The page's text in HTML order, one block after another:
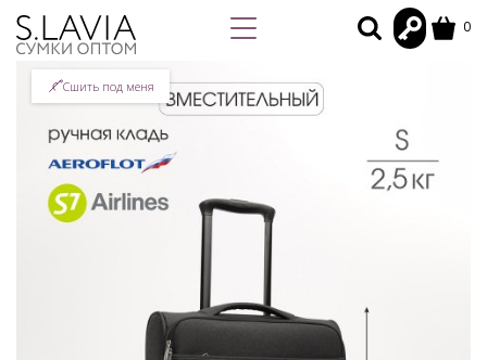
0
Сшить под меня